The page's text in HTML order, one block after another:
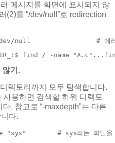
메시지를 화면에 표시되지 않
(2)를 “/dev/null”로 redirection
null                 # 에러 메
find / -name
않기.
렉토리까지 모두 탐색합니다.
사용하면 검색할 하위 디렉토
. 참고로 “-maxdepth”는 다른
다.
# sys라는 파일을